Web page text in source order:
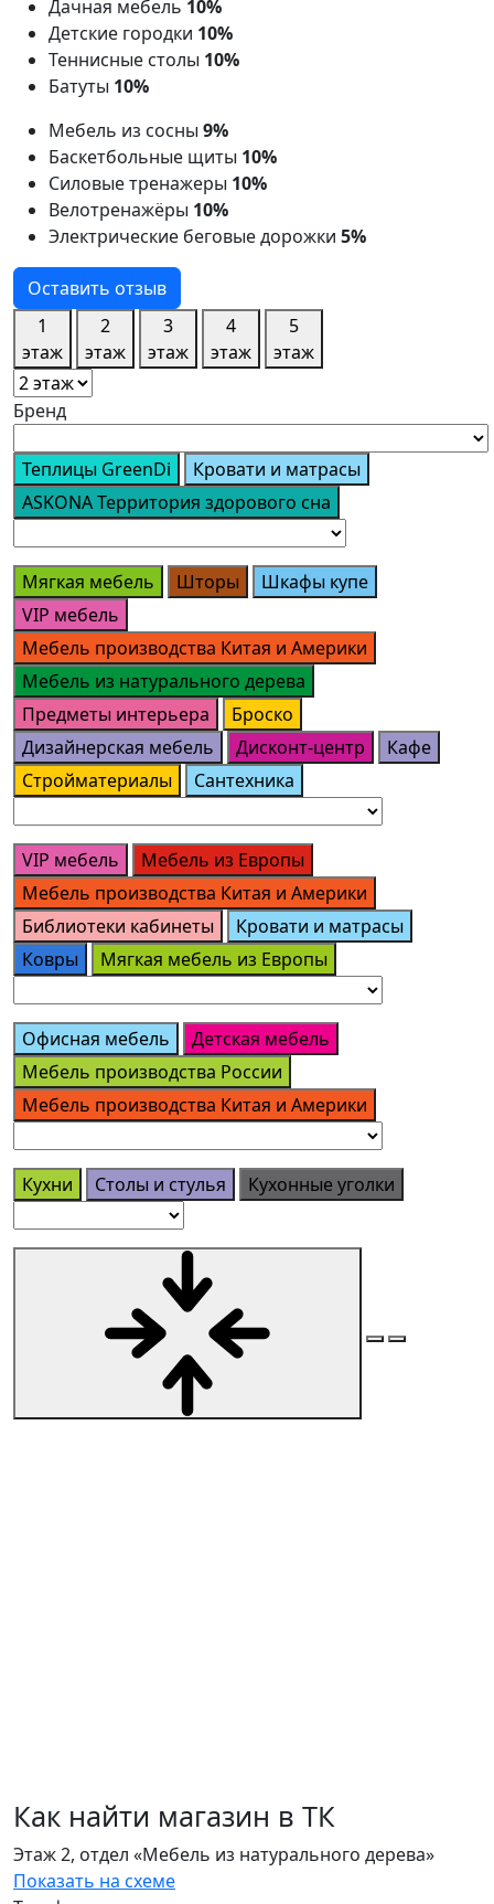
Дачная мебель 10%
Детские городки 10%
Теннисные столы 10%
Батуты 10%
Мебель из сосны 9%
Баскетбольные щиты 10%
Силовые тренажеры 10%
Велотренажёры 10%
Электрические беговые дорожки 5%
Оставить отзыв
1
этаж
2
этаж
3
этаж
4
этаж
5
этаж
Бренд
Теплицы GreenDi
Кровати и матрасы
ASKONA Территория здорового сна
Мягкая мебель Шторы
Шкафы купе
VIP мебель
Мебель производства Китая и Америки
Мебель из натурального дерева
Предметы интерьера
Броско
Дизайнерская мебель
Дисконт-центр
Кафе
Стройматериалы
Сантехника
VIP мебель
Мебель из Европы
Мебель производства Китая и Америки
Библиотеки кабинеты
Кровати и матрасы
Ковры
Мягкая мебель из Европы
Офисная мебель
Детская мебель
Мебель производства России
Мебель производства Китая и Америки
Кухни Столы и стулья Кухонные уголки
Как найти магазин в ТК
Этаж 2, отдел «Мебель из натурального дерева»
Показать на схеме